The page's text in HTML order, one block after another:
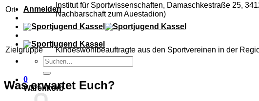
Anmelden
0
Warenkorb
Ort
Institut für Sportwissenschaften, Damaschkestraße 25,
Nachbarschaft zum Auestadion)
Zielgruppe Kindeswohlbeauftragte aus den Sportvereinen in der
Was erwartet Euch?